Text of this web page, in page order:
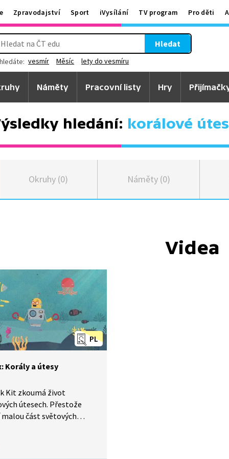
Zpravodajství Sport iVysílání TV program Pro děti
Hledat
vesmír Měsíc lety do vesmíru
Náměty Pracovní listy Hry
hledání: korálové
Okruhy (0) Náměty (0)
Videa
PL
Korály a útesy
Kit zkoumá život
útesech. Přestože
část světových
Jestli je korál rostlina